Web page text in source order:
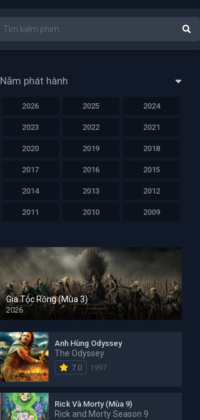
Năm phát hành
2026 2025 2024
2023 2022 2021
2020 2019 2018
2017 2016 2015
2014 2013 2012
2011 2010 2009
Gia Tộc Rồng (Mùa 3)
2026
Anh Hùng Odyssey
The Odyssey
7.0 1997
Rick Và Morty (Mùa 9)
Rick and Morty Season 9